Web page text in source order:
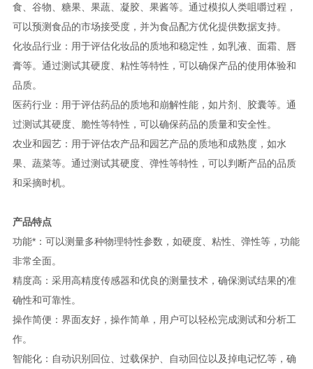
食、谷物、糖果、果蔬、凝胶、果酱等。通过模拟人类咀嚼过程，
可以预测食品的市场接受度，并为食品配方优化提供数据支持。
化妆品行业：用于评估化妆品的质地和稳定性，如乳液、面霜、唇
膏等。通过测试其硬度、粘性等特性，可以确保产品的使用体验和
品质。
医药行业：用于评估药品的质地和崩解性能，如片剂、胶囊等。通
过测试其硬度、脆性等特性，可以确保药品的质量和安全性。
农业和园艺：用于评估农产品和园艺产品的质地和成熟度，如水
果、蔬菜等。通过测试其硬度、弹性等特性，可以判断产品的品质
和采摘时机。
产品特点
功能*：可以测量多种物理特性参数，如硬度、粘性、弹性等，功能
非常全面。
精度高：采用高精度传感器和优良的测量技术，确保测试结果的准
确性和可靠性。
操作简便：界面友好，操作简单，用户可以轻松完成测试和分析工
作。
智能化：自动识别回位、过载保护、自动回位以及掉电记忆等，确